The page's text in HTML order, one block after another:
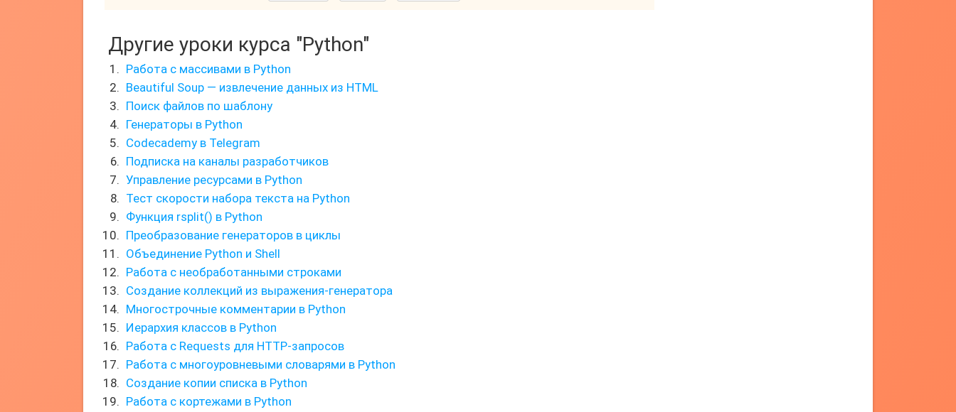
Другие уроки курса "Python"
Работа с массивами в Python
Beautiful Soup — извлечение данных из HTML
Поиск файлов по шаблону
Генераторы в Python
Codecademy в Telegram
Подписка на каналы разработчиков
Управление ресурсами в Python
Тест скорости набора текста на Python
Функция rsplit() в Python
Преобразование генераторов в циклы
Объединение Python и Shell
Работа с необработанными строками
Создание коллекций из выражения-генератора
Многострочные комментарии в Python
Иерархия классов в Python
Работа с Requests для HTTP-запросов
Работа с многоуровневыми словарями в Python
Создание копии списка в Python
Работа с кортежами в Python